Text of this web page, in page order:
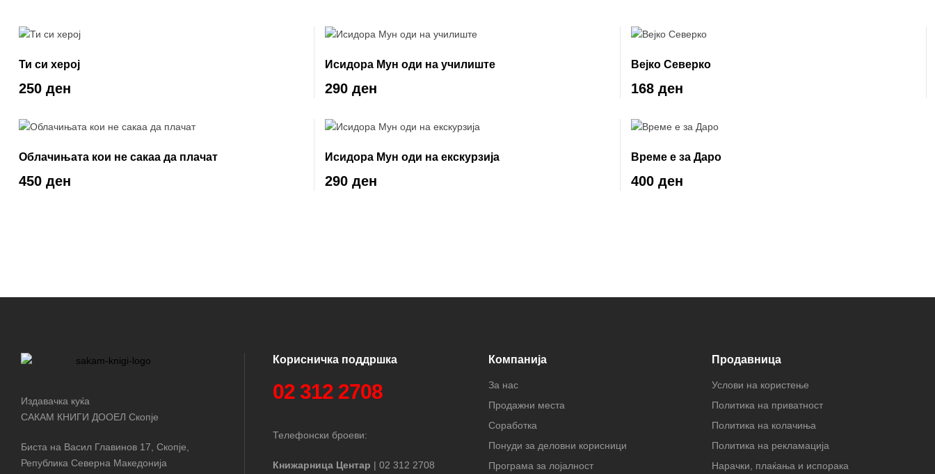
Ти си херој
250 ден
Исидора Мун оди на училиште
290 ден
Вејко Северко
168 ден
Облачињата кои не сакаа да плачат
450 ден
Исидора Мун оди на екскурзија
290 ден
Време е за Даро
400 ден
Издавачка куќа
САКАМ КНИГИ ДООЕЛ Скопје
Биста на Васил Главинов 17, Скопје,
Република Северна Македонија
Корисничка поддршка
02 312 2708
Телефонски броеви:
Книжарница Центар | 02 312 2708
Компанија
За нас
Продажни места
Соработка
Понуди за деловни корисници
Програма за лојалност
Продавница
Услови на користење
Политика на приватност
Политика на колачиња
Политика на рекламација
Нарачки, плаќања и испорака